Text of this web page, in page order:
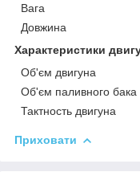
Вага
Довжина
Характеристики
Об'єм двигуна
Об'єм паливного бака
Тактность двигуна
Приховати